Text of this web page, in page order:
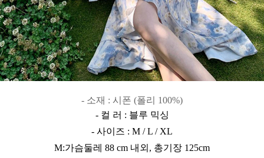
- 소재 : 시폰 (폴리 100%)
- 컬 러 : 블루 믹싱
- 사이즈 : M / L / XL
M:가슴둘레 88 cm 내외, 총기장 125cm